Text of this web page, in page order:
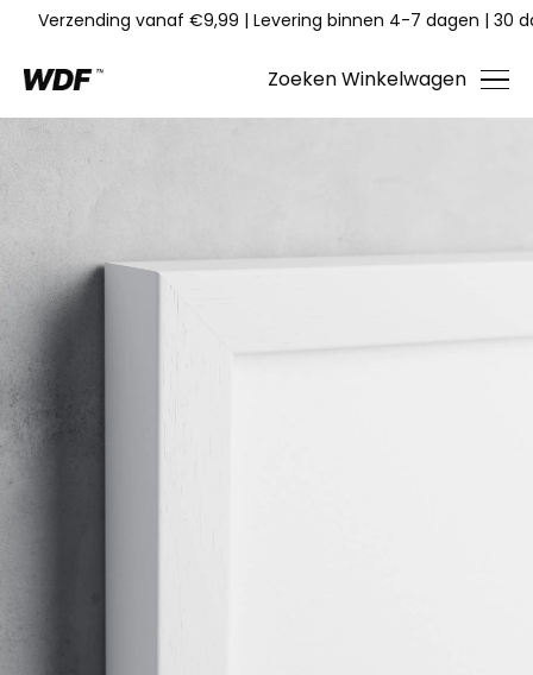
Verzending vanaf €9,99 | Levering binnen 4-7 dagen | 30
ZoekenWinkelwagen